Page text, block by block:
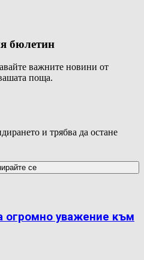
бюлетин
важните новини от
поща.
и трябва да остане
огромно уважение към